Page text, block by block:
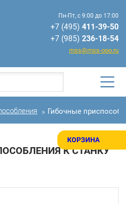
КОРЗИНА
Пн-Пт, с 9:00 до 17:00
+7 (495) 411-39-50
+7 (985) 236-18-54
mss@mss-ooo.ru
» Гибочные
К СТАНКУ